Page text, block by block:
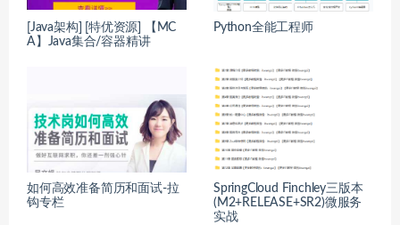
[Java架构] [特优资源] 【MC
A】Java集合/容器精讲
Python全能工程师
如何高效准备简历和面试-拉
钩专栏
SpringCloud Finchley三版本
(M2+RELEASE+SR2)微服务
实战